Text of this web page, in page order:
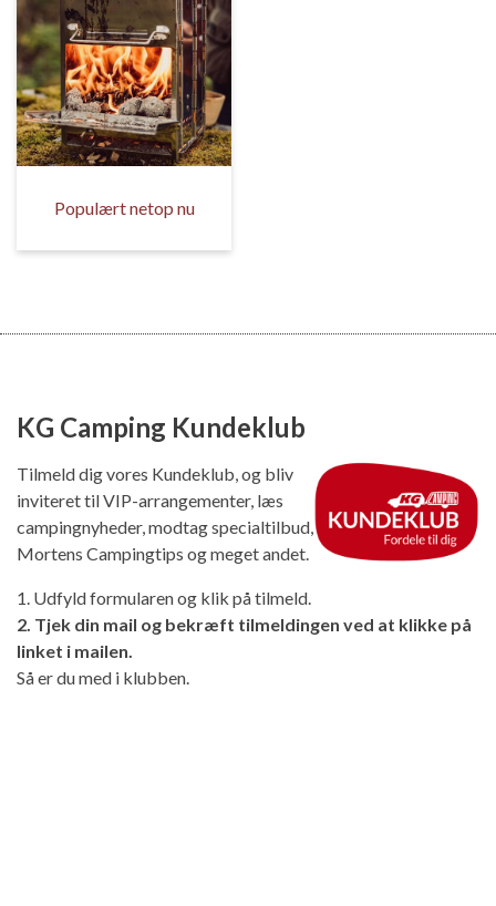
Populært netop nu
KG Camping Kundeklub
Tilmeld dig vores Kundeklub, og bliv
inviteret til VIP-arrangementer, læs
campingnyheder, modtag specialtilbud,
Mortens Campingtips og meget andet.
1. Udfyld formularen og klik på tilmeld.
2. Tjek din mail og bekræft tilmeldingen ved at klikke på
linket i mailen.
Så er du med i klubben.